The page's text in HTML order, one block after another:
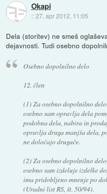
Okapi
::27. apr 2012, 11:05
Dela (storitev) ne smeš
dejavnosti. Tudi osebno
Osebno dopolnilno delo
12. člen
(1) Za osebno dopolnilno delo
osebno sam opravlja dela
podobna dela, nabira in
opravlja druga manjša dela,
ne določajo drugače.
(2) Za osebno dopolnilno
osebno sam izdeluje izdelke
ima pridobljeno mnenje po
(Uradni list RS, št. 50/94).